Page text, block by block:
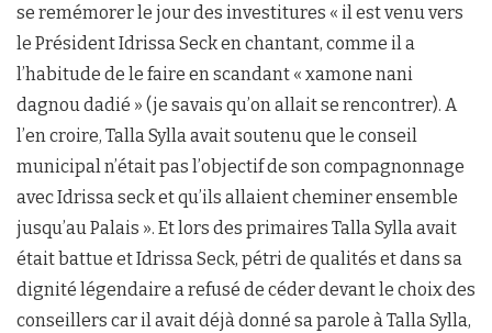
se remémorer le jour des investitures « il est venu vers
le Président Idrissa Seck en chantant, comme il a
l’habitude de le faire en scandant « xamone nani
dagnou dadié » (je savais qu’on allait se rencontrer). A
l’en croire, Talla Sylla avait soutenu que le conseil
municipal n’était pas l’objectif de son compagnonnage
avec Idrissa seck et qu’ils allaient cheminer ensemble
jusqu’au Palais ». Et lors des primaires Talla Sylla avait
était battue et Idrissa Seck, pétri de qualités et dans sa
dignité légendaire a refusé de céder devant le choix des
conseillers car il avait déjà donné sa parole à Talla Sylla,